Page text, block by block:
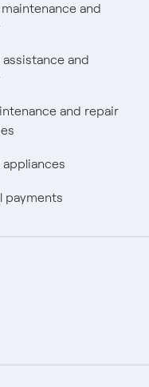
and
assistance and
and repair
appliances
payments